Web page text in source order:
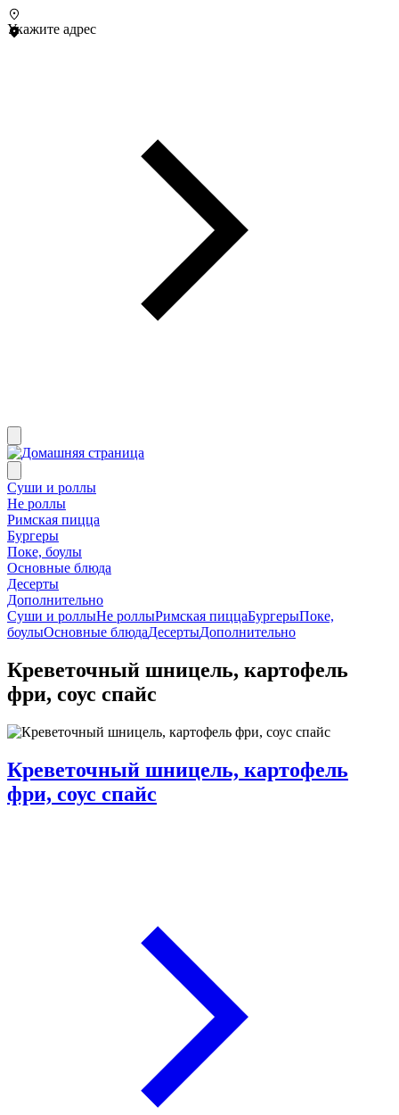
Укажите адрес
Суши и роллы
Не роллы
Римская пицца
Бургеры
Поке, боулы
Основные блюда
Десерты
Дополнительно
Суши и роллыНе роллыРимская пиццаБургерыПоке,
боулыОсновные блюдаДесертыДополнительно
Креветочный шницель, картофель
фри, соус спайс
Креветочный шницель, картофель
фри, соус спайс